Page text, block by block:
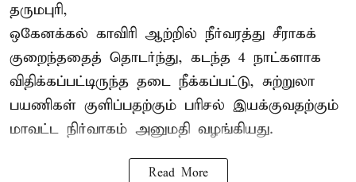
தருமபுரி,
ஒகேனக்கல் காவிரி ஆற்றில் நீர்வரத்து சீராகக்
குறைந்ததைத் தொடர்ந்து, கடந்த 4 நாட்களாக
விதிக்கப்பட்டிருந்த தடை நீக்கப்பட்டு, சுற்றுலா
பயணிகள் குளிப்பதற்கும் பரிசல் இயக்குவதற்கும்
மாவட்ட நிர்வாகம் அனுமதி வழங்கியது.
Read More